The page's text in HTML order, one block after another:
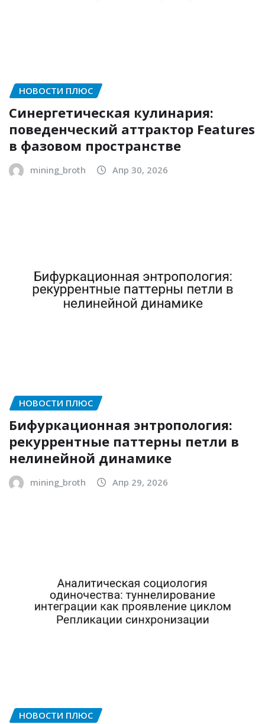
НОВОСТИ ПЛЮС
Синергетическая кулинария:
поведенческий аттрактор Features
в фазовом пространстве
mining_broth Апр 30, 2026
НОВОСТИ ПЛЮС
Бифуркационная энтропология:
рекуррентные паттерны петли в
нелинейной динамике
mining_broth Апр 29, 2026
НОВОСТИ ПЛЮС